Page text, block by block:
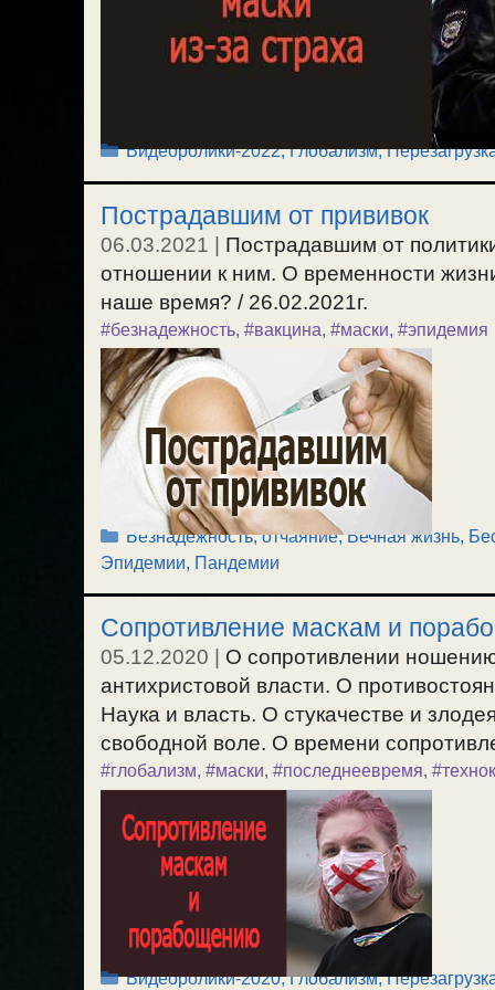
Рубрики
Видеоролики-2022,Глобализм,
Пострадавшим от прививок
06.03.2021 | Пострадавшим от
отношении к ним. О временности
наше время? / 26.02.2021г.
#безнадежность, #вакцина, #маски, #эпидемия
Рубрики
Безнадежность, отчаяние,Вечная жизнь,
Эпидемии, Пандемии
Сопротивление маскам и
05.12.2020
О сопротивлении
антихристовой власти. О
Наука и власть. О стукачестве и
свободной воле. О времени
#глобализм, #маски, #последнеевремя,
Рубрики
Видеоролики-2020,Глобализм,